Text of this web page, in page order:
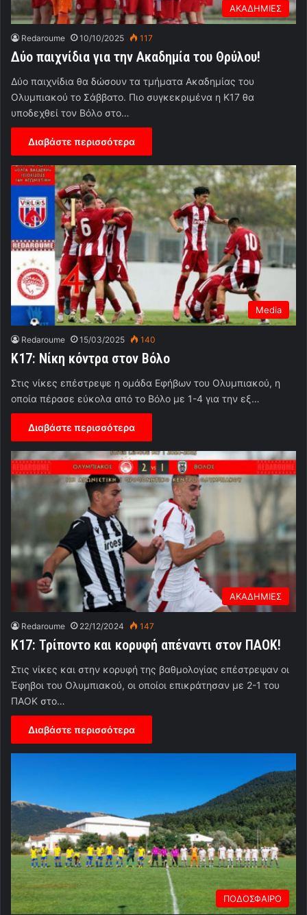
ΑΚΑΔΗΜΙΕΣ
Redaroume 10/10/2025 117
Δύο παιχνίδια για την Ακαδημία του Θρύλου!
Δύο παιχνίδια θα δώσουν τα τμήματα Ακαδημίας του
Ολυμπιακού το Σάββατο. Πιο συγκεκριμένα η Κ17 θα
υποδεχθεί τον Βόλο στο…
Διαβάστε περισσότερα
Media
Redaroume 15/03/2025 140
Κ17: Νίκη κόντρα στον Βόλο
Στις νίκες επέστρεψε η ομάδα Εφήβων του Ολυμπιακού, η
οποία πέρασε εύκολα από το Βόλο με 1-4 για την εξ…
Διαβάστε περισσότερα
ΑΚΑΔΗΜΙΕΣ
Redaroume 22/12/2024 147
Κ17: Τρίποντο και κορυφή απέναντι στον ΠΑΟΚ!
Στις νίκες και στην κορυφή της βαθμολογίας επέστρεψαν οι
Έφηβοι του Ολυμπιακού, οι οποίοι επικράτησαν με 2-1 του
ΠΑΟΚ στο…
Διαβάστε περισσότερα
ΠΟΔΟΣΦΑΙΡΟ